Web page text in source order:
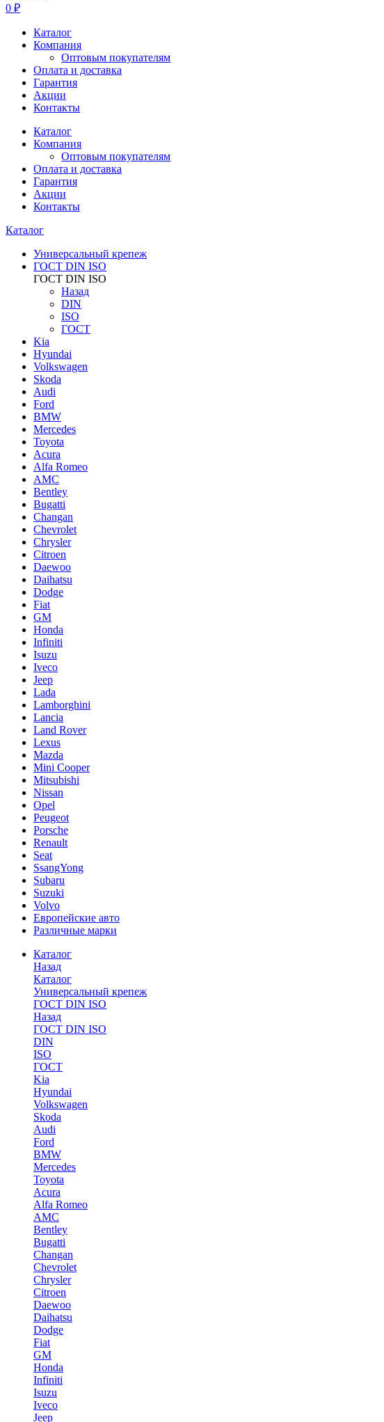
0 ₽
Каталог
Компания
Оптовым покупателям
Оплата и доставка
Гарантия
Акции
Контакты
Каталог
Компания
Оптовым покупателям
Оплата и доставка
Гарантия
Акции
Контакты
Каталог
Универсальный крепеж
ГОСТ DIN ISO
ГОСТ DIN ISO
Назад
DIN
ISO
ГОСТ
Kia
Hyundai
Volkswagen
Skoda
Audi
Ford
BMW
Mercedes
Toyota
Acura
Alfa Romeo
AMC
Bentley
Bugatti
Changan
Chevrolet
Chrysler
Citroen
Daewoo
Daihatsu
Dodge
Fiat
GM
Honda
Infiniti
Isuzu
Iveco
Jeep
Lada
Lamborghini
Lancia
Land Rover
Lexus
Mazda
Mini Cooper
Mitsubishi
Nissan
Opel
Peugeot
Porsche
Renault
Seat
SsangYong
Subaru
Suzuki
Volvo
Европейские авто
Различные марки
Каталог
Назад
Каталог
Универсальный крепеж
ГОСТ DIN ISO
Назад
ГОСТ DIN ISO
DIN
ISO
ГОСТ
Kia
Hyundai
Volkswagen
Skoda
Audi
Ford
BMW
Mercedes
Toyota
Acura
Alfa Romeo
AMC
Bentley
Bugatti
Changan
Chevrolet
Chrysler
Citroen
Daewoo
Daihatsu
Dodge
Fiat
GM
Honda
Infiniti
Isuzu
Iveco
Jeep